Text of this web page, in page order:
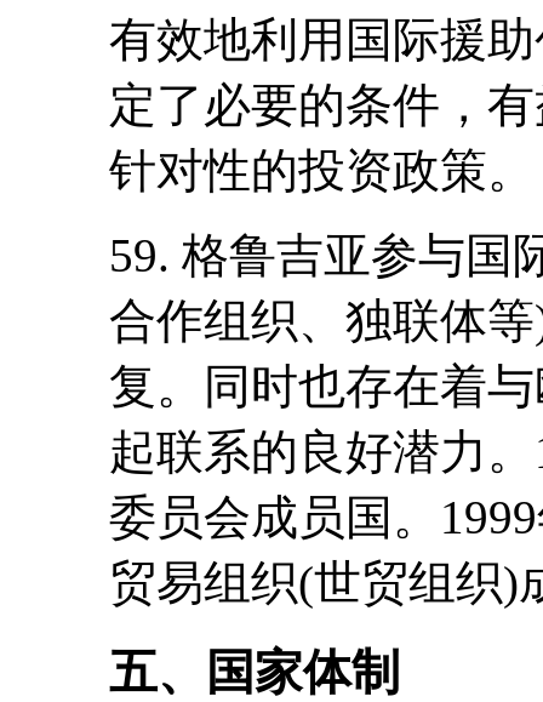
有效地利用国际援
定了必要的条件，
针对性的投资政策。
59. 格鲁吉亚参与国
合作组织、独联体
复。同时也存在着
起联系的良好潜力
委员会成员国。
贸易组织(世贸组织)
五、国家体制